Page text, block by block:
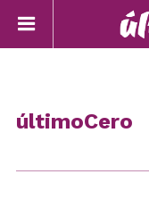
últimoCero